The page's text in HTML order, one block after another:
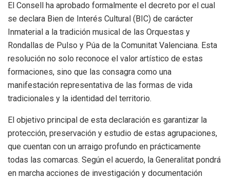
El Consell ha aprobado formalmente el decreto por el cual
se declara Bien de Interés Cultural (BIC) de carácter
Inmaterial a la tradición musical de las Orquestas y
Rondallas de Pulso y Púa de la Comunitat Valenciana. Esta
resolución no solo reconoce el valor artístico de estas
formaciones, sino que las consagra como una
manifestación representativa de las formas de vida
tradicionales y la identidad del territorio.
El objetivo principal de esta declaración es garantizar la
protección, preservación y estudio de estas agrupaciones,
que cuentan con un arraigo profundo en prácticamente
todas las comarcas. Según el acuerdo, la Generalitat pondrá
en marcha acciones de investigación y documentación